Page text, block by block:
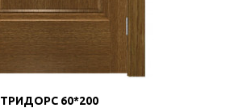
ТРИДОРС 60*200
ТРИДОРС 60*200